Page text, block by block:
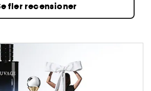
fler recensioner